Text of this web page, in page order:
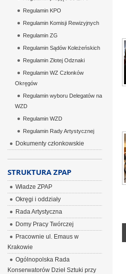
Regulamin KPO
Regulamin Komisji Rewizyjnych
Regulamin ZG
Regulamin Sądów Koleżeńskich
Regulamin Złotej Odznaki
Regulamin WZ Członków
Okręgów
Regulamin wyboru Delegatów na
WZD
Regulamin WZD
Regulamin Rady Artystycznej
Dokumenty członkowskie
STRUKTURA ZPAP
Władze ZPAP
Okręgi i oddziały
Rada Artystyczna
Domy Pracy Twórczej
Pracownie ul. Emaus w
Krakowie
Ogólnopolska Rada
Konserwatorów Dzieł Sztuki przy